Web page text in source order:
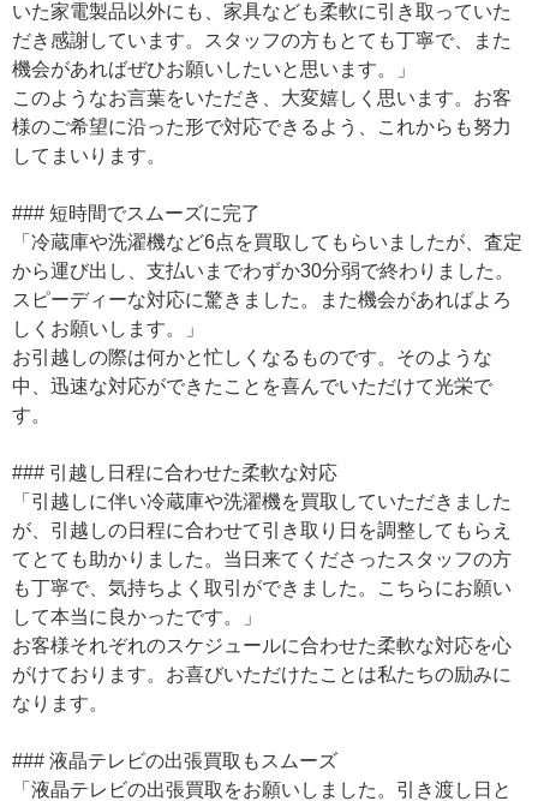
いた家電製品以外にも、家具なども柔軟に引き取っていた
だき感謝しています。スタッフの方もとても丁寧で、また
機会があればぜひお願いしたいと思います。」
このようなお言葉をいただき、大変嬉しく思います。お客
様のご希望に沿った形で対応できるよう、これからも努力
してまいります。
### 短時間でスムーズに完了
「冷蔵庫や洗濯機など6点を買取してもらいましたが、査定
から運び出し、支払いまでわずか30分弱で終わりました。
スピーディーな対応に驚きました。また機会があればよろ
しくお願いします。」
お引越しの際は何かと忙しくなるものです。そのような
中、迅速な対応ができたことを喜んでいただけて光栄で
す。
### 引越し日程に合わせた柔軟な対応
「引越しに伴い冷蔵庫や洗濯機を買取していただきました
が、引越しの日程に合わせて引き取り日を調整してもらえ
てとても助かりました。当日来てくださったスタッフの方
も丁寧で、気持ちよく取引ができました。こちらにお願い
して本当に良かったです。」
お客様それぞれのスケジュールに合わせた柔軟な対応を心
がけております。お喜びいただけたことは私たちの励みに
なります。
### 液晶テレビの出張買取もスムーズ
「液晶テレビの出張買取をお願いしました。引き渡し日と